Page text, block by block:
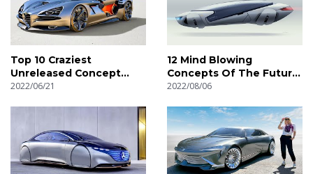
Top 10 Craziest
Unreleased Concept
Cars
2022/06/21
12 Mind Blowing
Concepts Of The Future
You Must See
2022/08/06